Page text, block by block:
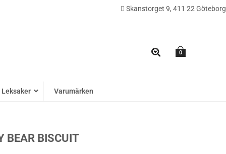
Skanstorget 9, 411 22 Göteborg
0
Leksaker Varumärken
BEAR BISCUIT